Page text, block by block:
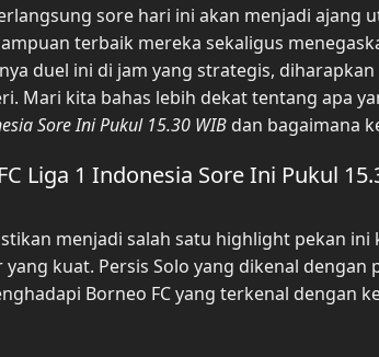
sore hari ini akan menjadi ajang
terbaik mereka sekaligus
duel ini di jam yang strategis,
Mari kita bahas lebih dekat tentang apa
Sore Ini Pukul 15.30 WIB dan bagaimana
Liga 1 Indonesia Sore Ini Pukul
menjadi salah satu highlight pekan
yang kuat. Persis Solo yang dikenal
Borneo FC yang terkenal dengan